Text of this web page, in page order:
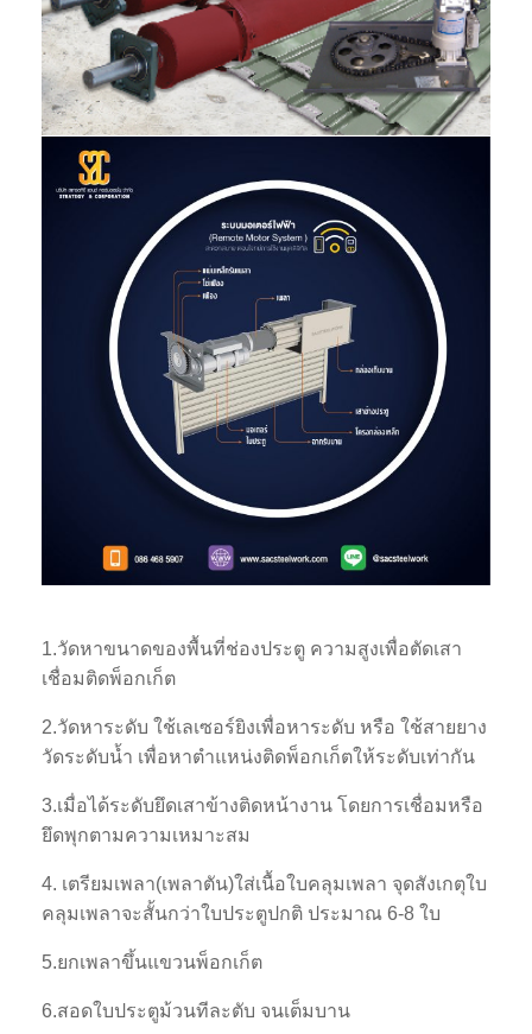
1.วัดหาขนาดของพื้นที่ช่องประตู ความสูงเพื่อตัดเสา
เชื่อมติดพ็อกเก็ต
2.วัดหาระดับ ใช้เลเซอร์ยิงเพื่อหาระดับ หรือ ใช้สายยาง
วัดระดับน้ำ เพื่อหาตำแหน่งติดพ็อกเก็ตให้ระดับเท่ากัน
3.เมื่อได้ระดับยึดเสาข้างติดหน้างาน โดยการเชื่อมหรือ
ยึดพุกตามความเหมาะสม
4. เตรียมเพลา(เพลาตัน)ใส่เนื้อใบคลุมเพลา จุดสังเกตุใบ
คลุมเพลาจะสั้นกว่าใบประตูปกติ ประมาณ 6-8 ใบ
5.ยกเพลาขึ้นแขวนพ็อกเก็ต
6.สอดใบประตูม้วนทีละตับ จนเต็มบาน